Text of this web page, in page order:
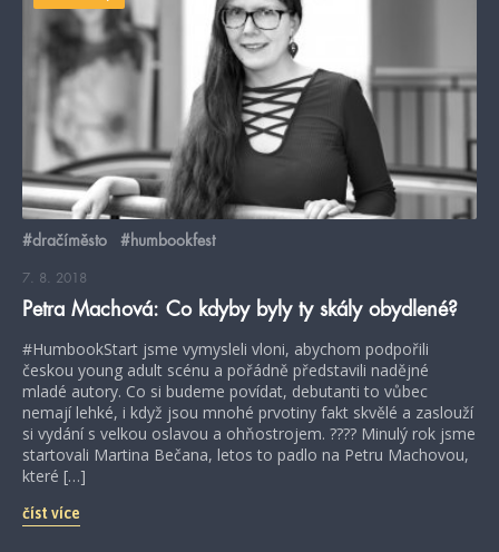
#dračíměsto #humbookfest
7. 8. 2018
Petra Machová: Co kdyby byly ty skály obydlené?
#HumbookStart jsme vymysleli vloni, abychom podpořili
českou young adult scénu a pořádně představili nadějné
mladé autory. Co si budeme povídat, debutanti to vůbec
nemají lehké, i když jsou mnohé prvotiny fakt skvělé a zaslouží
si vydání s velkou oslavou a ohňostrojem. ???? Minulý rok jsme
startovali Martina Bečana, letos to padlo na Petru Machovou,
které […]
číst více